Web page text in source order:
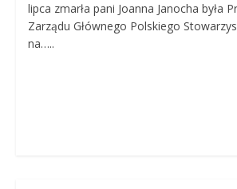
lipca zmarła pani Joanna Janocha była
Zarządu Głównego Polskiego
na…..